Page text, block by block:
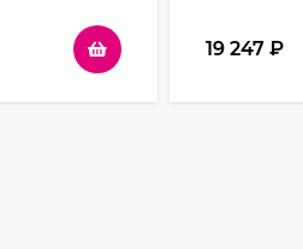
19 247 ₽